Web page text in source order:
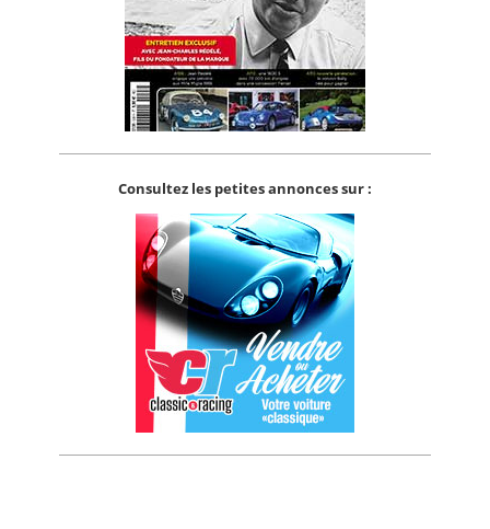
Consultez les petites annonces sur :